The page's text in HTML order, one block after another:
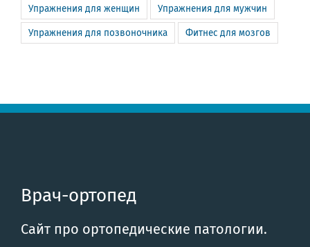
Упражнения для женщин Упражнения для мужчин
Упражнения для позвоночника Фитнес для мозгов
Врач-ортопед
Сайт про ортопедические патологии.